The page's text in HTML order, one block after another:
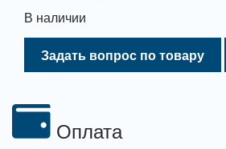
В наличии
Задать вопрос по товару
Оплата